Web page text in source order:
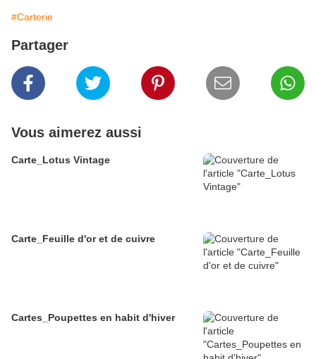
#Carterie
Partager
Vous aimerez aussi
Carte_Lotus Vintage
Carte_Feuille d'or et de cuivre
Cartes_Poupettes en habit d'hiver